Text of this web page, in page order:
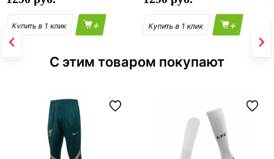
+ +
С этим товаром покупают